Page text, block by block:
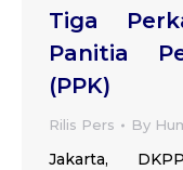
Tiga
Panitia
(PPK)
Rilis Pers By
Jakarta,